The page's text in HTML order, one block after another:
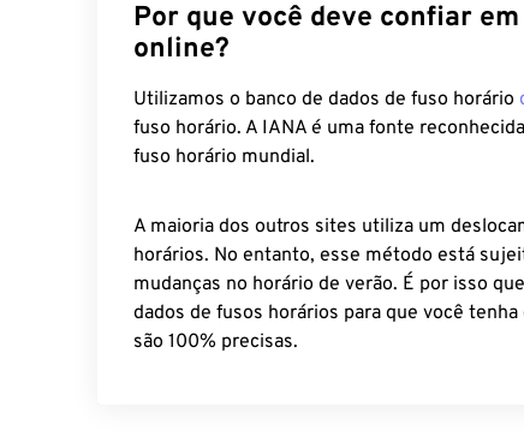
Por que você deve confiar
online?
Utilizamos o banco de dados de fuso horário
fuso horário. A IANA é uma fonte
fuso horário mundial.
A maioria dos outros sites utiliza um
horários. No entanto, esse método está
mudanças no horário de verão. É por isso
dados de fusos horários para que você
são 100% precisas.